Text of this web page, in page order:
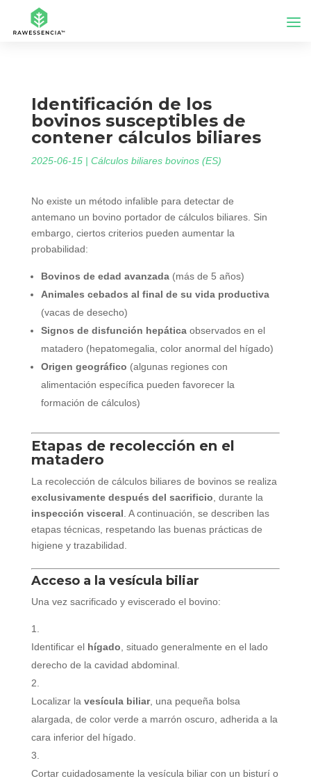
Identificación de los
bovinos susceptibles de
contener cálculos biliares
2025-06-15| Cálculos biliares bovinos (ES)
No existe un método infalible para detectar de
antemano un bovino portador de cálculos biliares. Sin
embargo, ciertos criterios pueden aumentar la
probabilidad:
Bovinos de edad avanzada(más de 5 años)
Animales cebados al final de su vida productiva
(vacas de desecho)
Signos de disfunción hepáticaobservados en el
matadero (hepatomegalia, color anormal del hígado)
Origen geográfico (algunas regiones con
alimentación específica pueden favorecer la
formación de cálculos)
Etapas de recolección en el
matadero
La recolección de cálculos biliares de bovinos se realiza
exclusivamente después del sacrificio , durante la
inspección visceral . A continuación, se describen las
etapas técnicas, respetando las buenas prácticas de
higiene y trazabilidad.
Acceso a la vesícula biliar
Una vez sacrificado y eviscerado el bovino:
Identificar el hígado , situado generalmente en el lado
derecho de la cavidad abdominal.
Localizar la vesícula biliar, una pequeña bolsa
alargada, de color verde a marrón oscuro, adherida a la
cara inferior del hígado.
Cortar cuidadosamente la vesícula biliar con un bisturí o